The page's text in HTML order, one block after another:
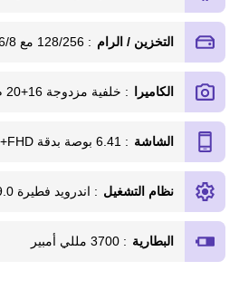
التخزين / الرام : 128/256 مع 6/8 جيجا رام
الكاميرا : خلفية مزدوجة 16+20 م.ب. / امامية 16 م.ب.
الشاشة : 6.41 بوصة بدقة FHD+ بها نوتش
نظام التشغيل : اندرويد فطيرة 9.0
البطارية : 3700 مللي أمبير